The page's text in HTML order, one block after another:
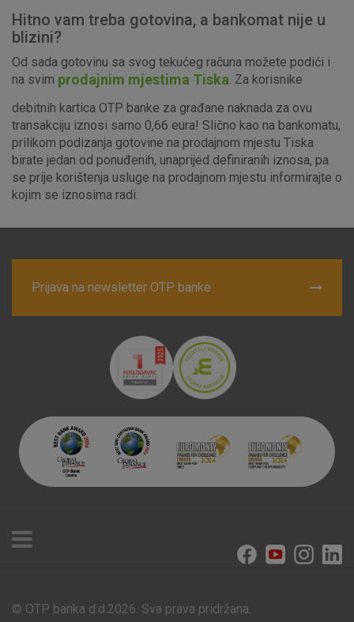
Hitno vam treba gotovina, a bankomat nije u
blizini?
Od sada gotovinu sa svog tekućeg računa možete podići i
na svim prodajnim mjestima Tiska . Za korisnike
debitnih kartica OTP banke za građane naknada za ovu
transakciju iznosi samo 0,66 eura! Slično kao na bankomatu,
prilikom podizanja gotovine na prodajnom mjestu Tiska
birate jedan od ponuđenih, unaprijed definiranih iznosa, pa
se prije korištenja usluge na prodajnom mjestu informirajte o
kojim se iznosima radi.
Prijava na newsletter OTP banke
Poslovnice i bankomati
© OTP banka d.d.2026. Sva prava pridržana.
Ovi kolačići nužni su za funkcioniranje internetske stranice i
postavljaju kao odgovor na vaše radnje koje uključuju zahtjev
za uslugama, kao što su postavke kolačića. Svoj preglednik
o njima, ali u tom slučaju neki dijelovi stranice neće raditi. Ti
kolačići ne pohranjuju nikakve informacije koje bi vas mogle
identificirati.
Detaljnije informacije o kolačićima